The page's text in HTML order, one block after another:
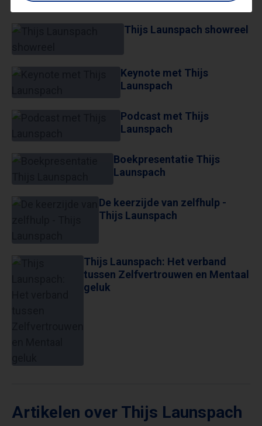
THIJS LAUNSPACH SHOWREEL
Thijs Launspach showreel
Keynote met Thijs
Launspach
Podcast met Thijs
Launspach
Boekpresentatie Thijs
Launspach
De keerzijde van zelfhulp -
Thijs Launspach
Thijs Launspach: Het verband
tussen Zelfvertrouwen en Mentaal
geluk
Artikelen over Thijs Launspach